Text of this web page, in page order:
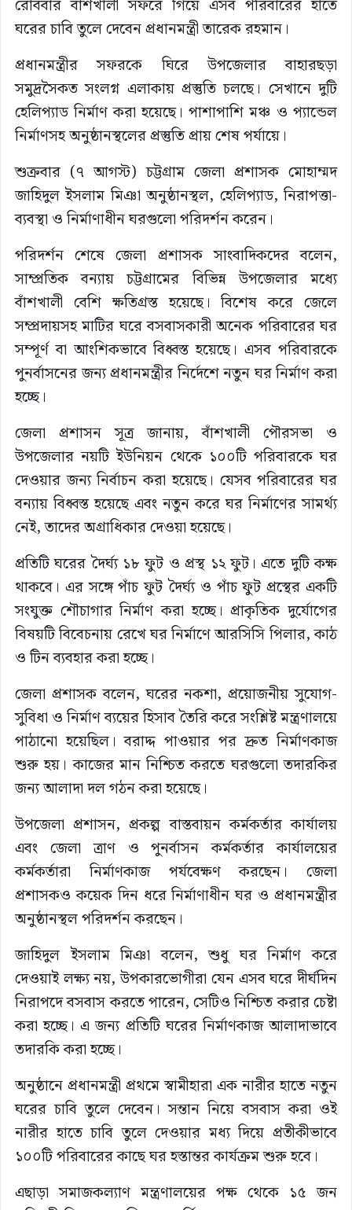
রোববার বাঁশখালী সফরে গিয়ে এসব পরিবারের হাতে
ঘরের চাবি তুলে দেবেন প্রধানমন্ত্রী তারেক রহমান।
প্রধানমন্ত্রীর সফরকে ঘিরে উপজেলার বাহারছড়া
সমুদ্রসৈকত সংলগ্ন এলাকায় প্রস্তুতি চলছে। সেখানে দুটি
হেলিপ্যাড নির্মাণ করা হয়েছে। পাশাপাশি মঞ্চ ও প্যান্ডেল
নির্মাণসহ অনুষ্ঠানস্থলের প্রস্তুতি প্রায় শেষ পর্যায়ে।
শুক্রবার (৭ আগস্ট) চট্টগ্রাম জেলা প্রশাসক মোহাম্মদ
জাহিদুল ইসলাম মিঞা অনুষ্ঠানস্থল, হেলিপ্যাড, নিরাপত্তা-
ব্যবস্থা ও নির্মাণাধীন ঘরগুলো পরিদর্শন করেন।
পরিদর্শন শেষে জেলা প্রশাসক সাংবাদিকদের বলেন,
সাম্প্রতিক বন্যায় চট্টগ্রামের বিভিন্ন উপজেলার মধ্যে
বাঁশখালী বেশি ক্ষতিগ্রস্ত হয়েছে। বিশেষ করে জেলে
সম্প্রদায়সহ মাটির ঘরে বসবাসকারী অনেক পরিবারের ঘর
সম্পূর্ণ বা আংশিকভাবে বিধ্বস্ত হয়েছে। এসব পরিবারকে
পুনর্বাসনের জন্য প্রধানমন্ত্রীর নির্দেশে নতুন ঘর নির্মাণ করা
হচ্ছে।
জেলা প্রশাসন সূত্র জানায়, বাঁশখালী পৌরসভা ও
উপজেলার নয়টি ইউনিয়ন থেকে ১০০টি পরিবারকে ঘর
দেওয়ার জন্য নির্বাচন করা হয়েছে। যেসব পরিবারের ঘর
বন্যায় বিধ্বস্ত হয়েছে এবং নতুন করে ঘর নির্মাণের সামর্থ্য
নেই, তাদের অগ্রাধিকার দেওয়া হয়েছে।
প্রতিটি ঘরের দৈর্ঘ্য ১৮ ফুট ও প্রস্থ ১২ ফুট। এতে দুটি কক্ষ
থাকবে। এর সঙ্গে পাঁচ ফুট দৈর্ঘ্য ও পাঁচ ফুট প্রস্থের একটি
সংযুক্ত শৌচাগার নির্মাণ করা হচ্ছে। প্রাকৃতিক দুর্যোগের
বিষয়টি বিবেচনায় রেখে ঘর নির্মাণে আরসিসি পিলার, কাঠ
ও টিন ব্যবহার করা হচ্ছে।
জেলা প্রশাসক বলেন, ঘরের নকশা, প্রয়োজনীয় সুযোগ-
সুবিধা ও নির্মাণ ব্যয়ের হিসাব তৈরি করে সংশ্লিষ্ট মন্ত্রণালয়ে
পাঠানো হয়েছিল। বরাদ্দ পাওয়ার পর দ্রুত নির্মাণকাজ
শুরু হয়। কাজের মান নিশ্চিত করতে ঘরগুলো তদারকির
জন্য আলাদা দল গঠন করা হয়েছে।
উপজেলা প্রশাসন, প্রকল্প বাস্তবায়ন কর্মকর্তার কার্যালয়
এবং জেলা ত্রাণ ও পুনর্বাসন কর্মকর্তার কার্যালয়ের
কর্মকর্তারা নির্মাণকাজ পর্যবেক্ষণ করছেন। জেলা
প্রশাসকও কয়েক দিন ধরে নির্মাণাধীন ঘর ও প্রধানমন্ত্রীর
অনুষ্ঠানস্থল পরিদর্শন করছেন।
জাহিদুল ইসলাম মিঞা বলেন, শুধু ঘর নির্মাণ করে
দেওয়াই লক্ষ্য নয়, উপকারভোগীরা যেন এসব ঘরে দীর্ঘদিন
নিরাপদে বসবাস করতে পারেন, সেটিও নিশ্চিত করার চেষ্টা
করা হচ্ছে। এ জন্য প্রতিটি ঘরের নির্মাণকাজ আলাদাভাবে
তদারকি করা হচ্ছে।
অনুষ্ঠানে প্রধানমন্ত্রী প্রথমে স্বামীহারা এক নারীর হাতে নতুন
ঘরের চাবি তুলে দেবেন। সন্তান নিয়ে বসবাস করা ওই
নারীর হাতে চাবি তুলে দেওয়ার মধ্য দিয়ে প্রতীকীভাবে
১০০টি পরিবারের কাছে ঘর হস্তান্তর কার্যক্রম শুরু হবে।
এছাড়া সমাজকল্যাণ মন্ত্রণালয়ের পক্ষ থেকে ১৫ জন